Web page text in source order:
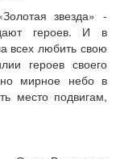
звезда» -
героев. И в
всех любить свою
героев своего
мирное небо в
место подвигам,